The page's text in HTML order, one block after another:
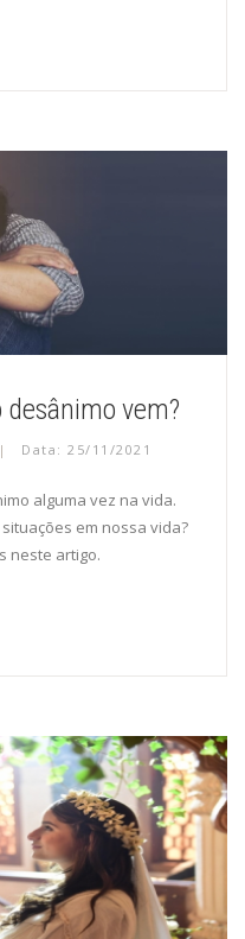
vem?
Data: 25/11/2021
alguma vez na vida.
em nossa vida?
neste artigo.